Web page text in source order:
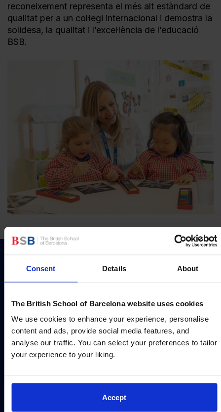
Consent Details About
The British School of Barcelona website uses cookies
We use cookies to enhance your experience, personalise
content and ads, provide social media features, and
analyse our traffic. You can select your preferences to tailor
your experience to your liking.
Accept
reconeixement representa el més alt estàndard de
qualitat per a un col·legi internacional i demostra la
solidesa, la qualitat i l’excel·lència de l’educació
BSB.
Un entorn atractiu que fomenta
el joc col·lectiu i la socialització
Part de l’èxit de crear una base educativa
sòlida consisteix a disposar dels espais
d’aprenentatge més adequats. Per aquesta raó,
hem creat espais innovadors i creatius alhora
que acollidors, sens dubte fets a mida per als /